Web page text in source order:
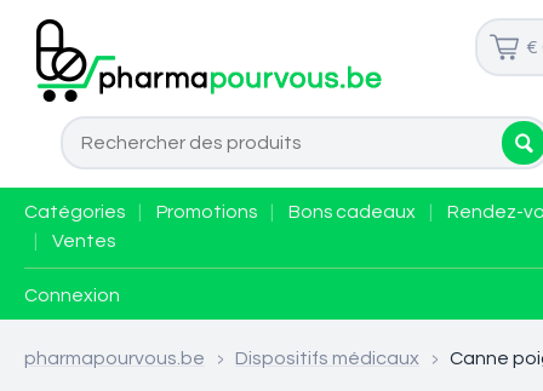
€
Catégories Promotions Bons cadeaux
Rendez-
Ventes
Connexion
pharmapourvous.be > Dispositifs médicaux > Canne